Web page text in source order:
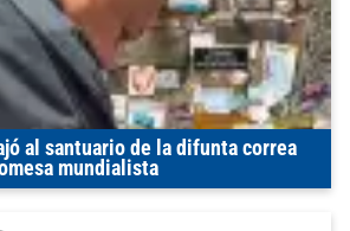
al santuario de la difunta correa
mundialista